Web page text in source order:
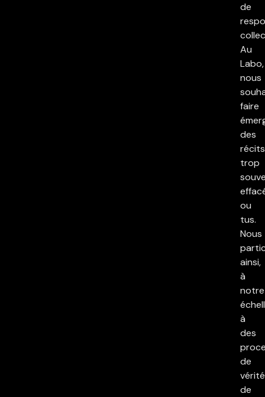
de
Au
Labo,
nous
faire
des
récits
trop
ou
tus.
Nous
ainsi,
à
notre
à
des
de
de